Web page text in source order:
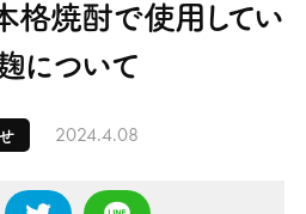
格焼酎で使用してい
について
2024.4.08